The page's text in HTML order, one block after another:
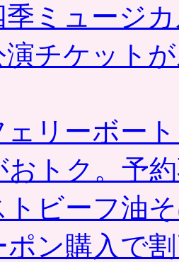
季ミュージ
演チケット
ェリーボー
おトク。予
トビーフ油
ポン購入で